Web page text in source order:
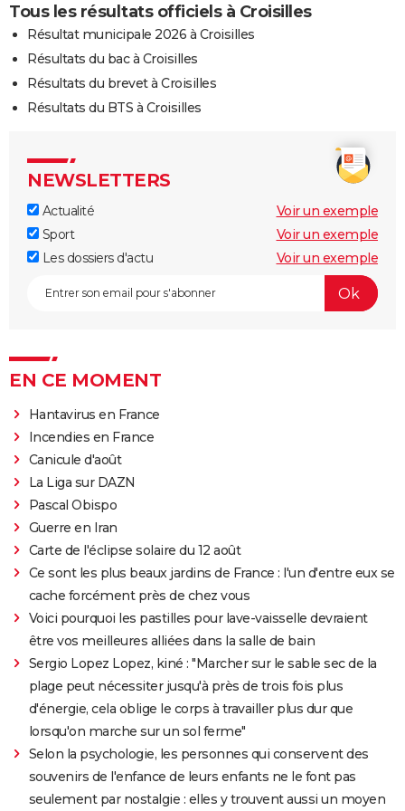
Tous les résultats officiels à Croisilles
Résultat municipale 2026 à Croisilles
Résultats du bac à Croisilles
Résultats du brevet à Croisilles
Résultats du BTS à Croisilles
NEWSLETTERS
Actualité
Voir un exemple
Sport
Voir un exemple
Les dossiers d'actu
Voir un exemple
EN CE MOMENT
Hantavirus en France
Incendies en France
Canicule d'août
La Liga sur DAZN
Pascal Obispo
Guerre en Iran
Carte de l'éclipse solaire du 12 août
Ce sont les plus beaux jardins de France : l'un d'entre eux se
cache forcément près de chez vous
Voici pourquoi les pastilles pour lave-vaisselle devraient
être vos meilleures alliées dans la salle de bain
Sergio Lopez Lopez, kiné : "Marcher sur le sable sec de la
plage peut nécessiter jusqu'à près de trois fois plus
d'énergie, cela oblige le corps à travailler plus dur que
lorsqu'on marche sur un sol ferme"
Selon la psychologie, les personnes qui conservent des
souvenirs de l'enfance de leurs enfants ne le font pas
seulement par nostalgie : elles y trouvent aussi un moyen